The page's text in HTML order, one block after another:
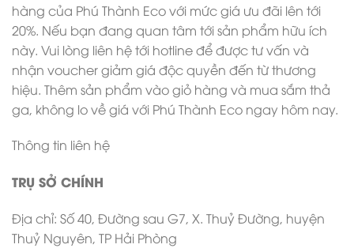
hàng của Phú Thành Eco với mức giá ưu đãi lên tới
20%. Nếu bạn đang quan tâm tới sản phẩm hữu ích
này. Vui lòng liên hệ tới hotline để được tư vấn và
nhận voucher giảm giá độc quyền đến từ thương
hiệu. Thêm sản phẩm vào giỏ hàng và mua sắm thả
ga, không lo về giá với Phú Thành Eco ngay hôm nay.
Thông tin liên hệ
TRỤ SỞ CHÍNH
Địa chỉ: Số 40, Đường sau G7, X. Thuỷ Đường, huyện
Thuỷ Nguyên, TP Hải Phòng